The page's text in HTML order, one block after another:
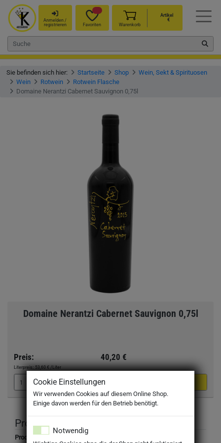
Anmelden /
registrieren
Favoriten Warenkorb
Artikel
€
Sie befinden sich hier: Startseite Shop
Wein, Sekt & Spirituosen
Wein
Rotwein
Rotwein Flasche
Domaine Nerantzi Cabernet Sauvignon 0,75l
Domaine Nerantzi Cabernet Sauvignon 0,75l
Preis: 40,20 €
Literpreis: 53,60 €/Liter
Produktbeschreibung
Produktbezeichnung:
Cookie Einstellungen
Wir verwenden Cookies auf diesem Online Shop.
Einige davon werden für den Betrieb benötigt.
Notwendig